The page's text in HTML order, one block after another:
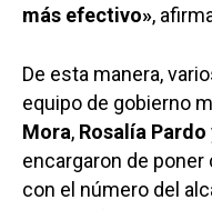
más efectivo»,
De esta manera,
equipo de gobierno
Mora, Rosalía Pardo
encargaron de
con el número del